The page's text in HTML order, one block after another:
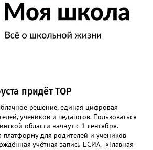
придёт ТОР
решение, единая цифровая
учеников и педагогов. Пользоваться
области начнут с 1 сентября.
платформу для родителей и учеников
учётная запись ЕСИА. «Главная